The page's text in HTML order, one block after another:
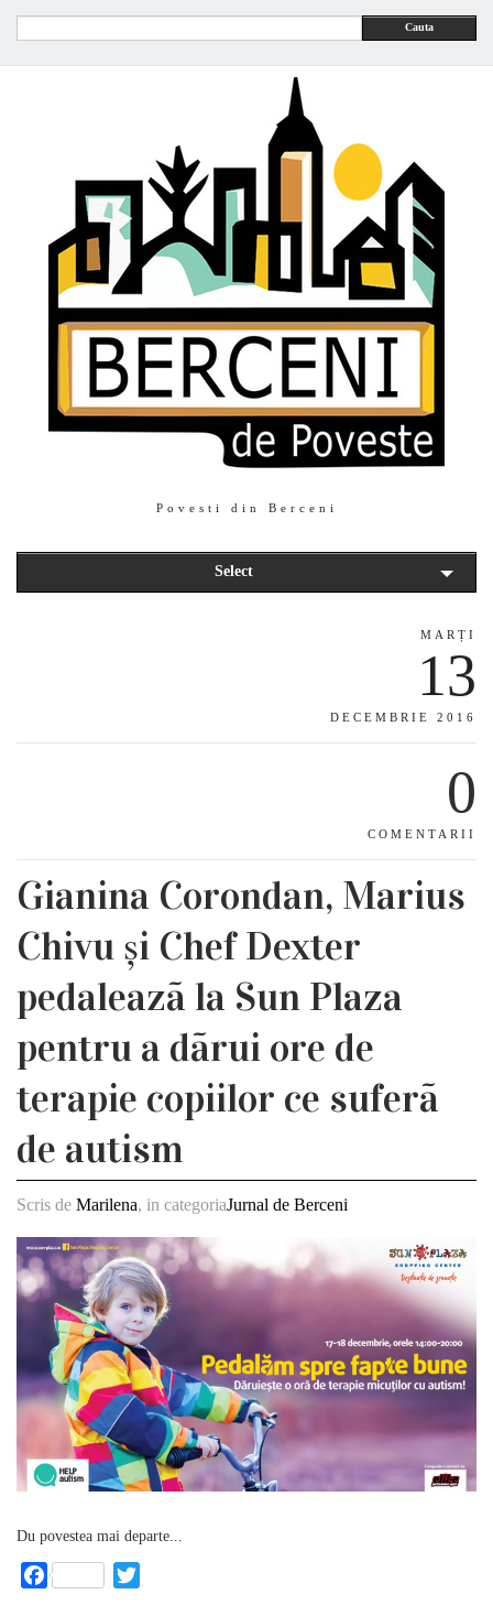
Cauta
Povesti din Berceni
Select
MARȚI
13
DECEMBRIE 2016
0
COMENTARII
Gianina Corondan, Marius
Chivu și Chef Dexter
pedaleazã la Sun Plaza
pentru a dãrui ore de
terapie copiilor ce suferã
de autism
Scris de Marilena, in categoriaJurnal de Berceni
Du povestea mai departe...
Facebook